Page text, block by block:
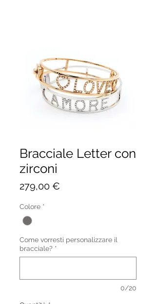
Bracciale Letter con
zirconi
279,00 €
Colore *
Come vorresti personalizzare il
bracciale? *
0/20